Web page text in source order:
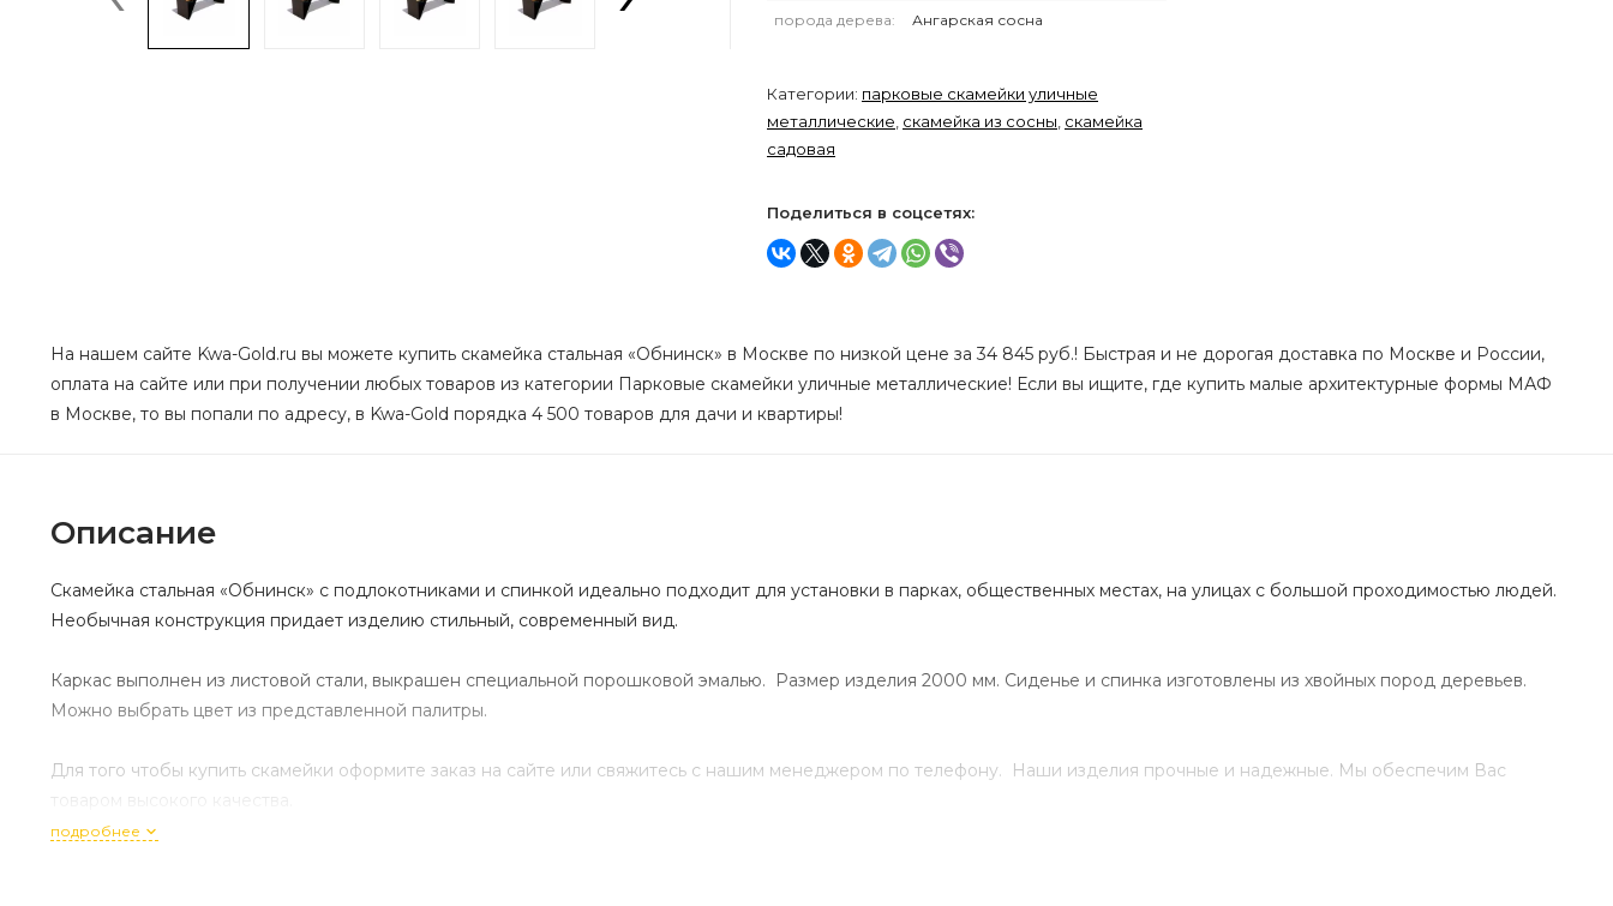
порода дерева: Ангарская сосна
Категории: парковые скамейки уличные
металлические скамейка из сосны скамейка
садовая
Поделиться в соцсетях:
На нашем сайте Kwa-Gold.ru вы можете купить скамейка стальная «Обнинск» в Москве по низкой цене за 34 845 руб.! Быстрая и не дорогая доставка по Москве и России,
оплата на сайте или при получении любых товаров из категории Парковые скамейки уличные металлические! Если вы ищите, где купить малые архитектурные формы МАФ
в Москве, то вы попали по адресу, в Kwa-Gold порядка 4 500 товаров для дачи и квартиры!
Описание
Скамейка стальная «Обнинск» с подлокотниками и спинкой идеально подходит для установки в парках, общественных местах, на улицах с большой проходимостью людей.
Необычная конструкция придает изделию стильный, современный вид.
Каркас выполнен из листовой стали, выкрашен специальной порошковой эмалью. Размер изделия 2000 мм. Сиденье и спинка изготовлены из хвойных пород деревьев.
Можно выбрать цвет из представленной палитры.
Для того чтобы купить скамейки оформите заказ на сайте или свяжитесь с нашим менеджером по телефону. Наши изделия прочные и надежные. Мы обеспечим Вас
подробнее